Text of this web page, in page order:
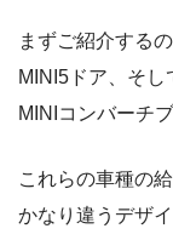
まずご紹介する
MINI5ドア、そ
MINIコンバーチ
これらの車種の
かなり違うデザ